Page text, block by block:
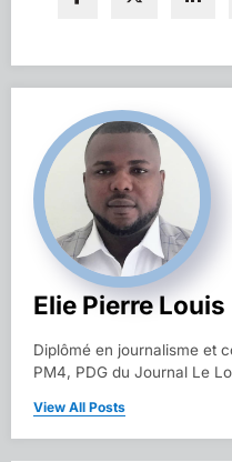
Elie Pierre Louis
Diplômé en journalisme et
PM4, PDG du Journal Le
View All Posts